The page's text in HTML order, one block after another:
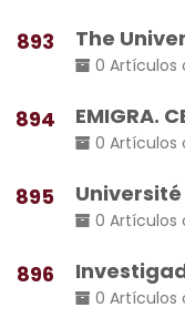
893 The
0 Artículos
894 EMIGRA.
0 Artículos
895
0 Artículos
896
0 Artículos